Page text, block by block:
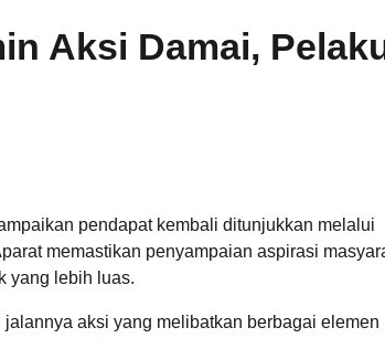
Aksi Damai,
pendapat kembali ditunjukkan melalui
memastikan penyampaian aspirasi
yang lebih luas.
aksi yang melibatkan berbagai elemen